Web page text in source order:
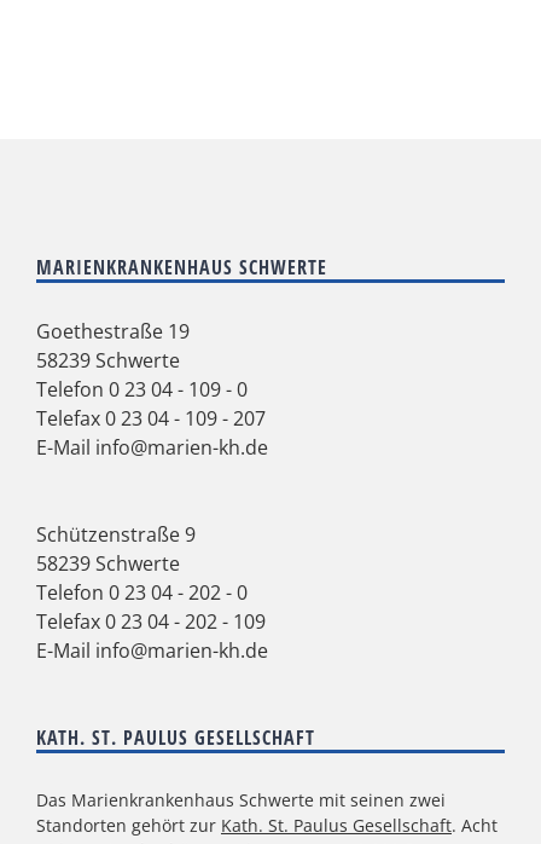
MARIENKRANKENHAUS SCHWERTE
Goethestraße 19
58239 Schwerte
Telefon 0 23 04 - 109 - 0
Telefax 0 23 04 - 109 - 207
E-Mail info@marien-kh.de
Schützenstraße 9
58239 Schwerte
Telefon 0 23 04 - 202 - 0
Telefax 0 23 04 - 202 - 109
E-Mail info@marien-kh.de
KATH. ST. PAULUS GESELLSCHAFT
Das Marienkrankenhaus Schwerte mit seinen zwei
Standorten gehört zur Kath. St. Paulus Gesellschaft. Acht